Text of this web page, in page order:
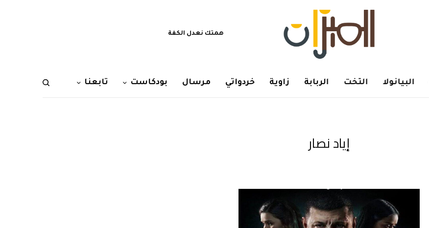
همتك نعدل الكفة
البيانولا التخت الربابة زاوية خردواتي مرسال بودكاست تابعنا
إياد نصار